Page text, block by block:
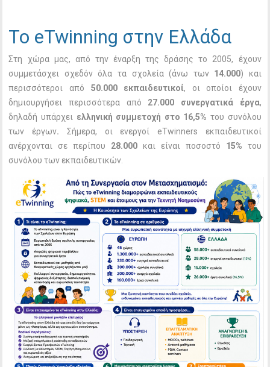
To eTwinning στην Ελλάδα
Στη χώρα μας, από την έναρξη της δράσης το 2005, έχουν
συμμετάσχει σχεδόν όλα τα σχολεία (άνω των 14.000) και
περισσότεροι από 50.000 εκπαιδευτικοί, οι οποίοι
έχουν
δημιουργήσει περισσότερα από 27.000 συνεργατικά έργα,
δηλαδή υπάρχει ελληνική συμμετοχή στο 16,5% του συνόλου
των έργων. Σήμερα, οι ενεργοί eTwinners εκπαιδευτικοί
ανέρχονται σε περίπου 28.000 και είναι ποσοστό 15% του
συνόλου των εκπαιδευτικών.